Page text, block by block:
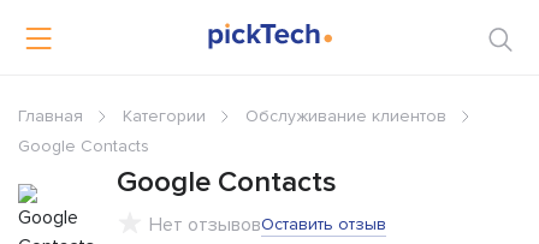
Главная Категории
Обслуживание клиентов
Google Contacts
Google Contacts
Нет отзывовОставить отзыв